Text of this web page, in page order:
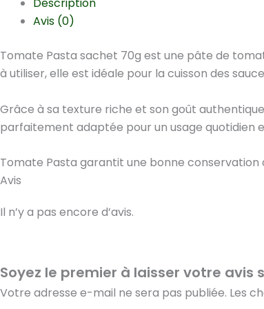
Description
Avis (0)
Tomate Pasta sachet 70g est une pâte de
à utiliser, elle est idéale pour la cuisson des
Grâce à sa texture riche et son goût
parfaitement adaptée pour un usage quotidien
Tomate Pasta garantit une bonne
Avis
Il n’y a pas encore d’avis.
Soyez le premier à laisser votre avis
Votre adresse e-mail ne sera pas publiée. Les